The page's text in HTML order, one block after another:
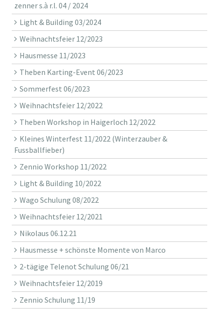
zenner s.à r.l. 04 / 2024
Light & Building 03/2024
Weihnachtsfeier 12/2023
Hausmesse 11/2023
Theben Karting-Event 06/2023
Sommerfest 06/2023
Weihnachtsfeier 12/2022
Theben Workshop in Haigerloch 12/2022
Kleines Winterfest 11/2022 (Winterzauber &
Fussballfieber)
Zennio Workshop 11/2022
Light & Building 10/2022
Wago Schulung 08/2022
Weihnachtsfeier 12/2021
Nikolaus 06.12.21
Hausmesse + schönste Momente von Marco
2-tägige Telenot Schulung 06/21
Weihnachtsfeier 12/2019
Zennio Schulung 11/19